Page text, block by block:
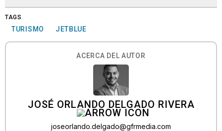
TAGS
TURISMO JETBLUE
ACERCA DEL AUTOR
JOSÉ ORLANDO DELGADO RIVERA
joseorlando.delgado@gfrmedia.com